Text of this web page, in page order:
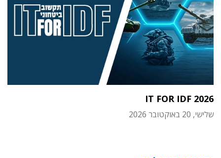
IT FOR IDF 2026
שלישי, 20 באוקטובר 2026